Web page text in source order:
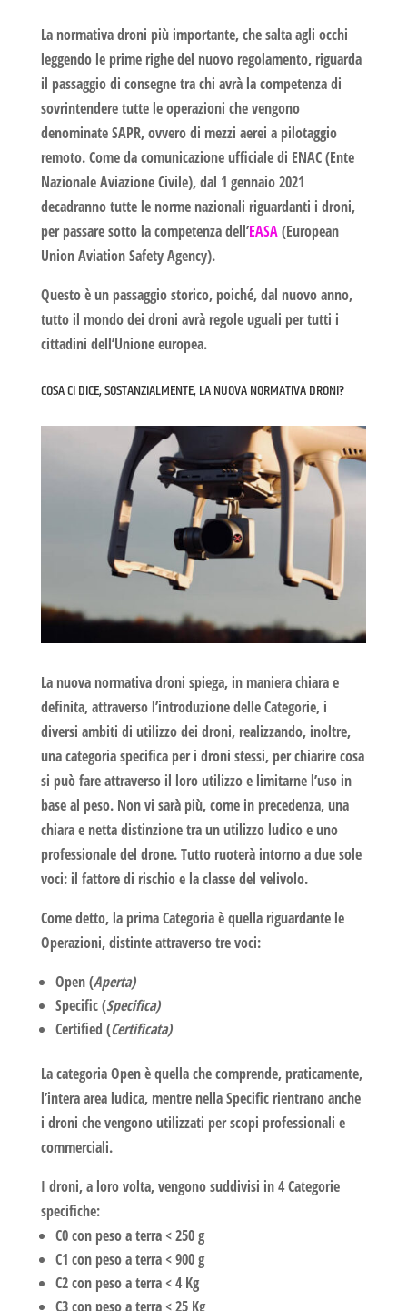
La normativa droni più importante, che salta agli occhi
leggendo le prime righe del nuovo regolamento, riguarda
il passaggio di consegnetra chi avrà la competenza di
sovrintendere tutte le operazioni che vengono
denominate SAPR, ovvero di mezzi aerei a pilotaggio
remoto. Come da comunicazione ufficiale di ENAC(Ente
Nazionale Aviazione Civile), dal 1 gennaio 2021
decadranno tutte le norme nazionali riguardanti i droni,
per passare sotto la competenza dell’EASA(European
Union Aviation Safety Agency).
Questo è un passaggio storico, poiché, dal nuovo anno,
tutto il mondo dei droni avrà regole uguali per tutti i
cittadini dell’Unione europea.
COSA CI DICE, SOSTANZIALMENTE, LA NUOVA NORMATIVA DRONI?
La nuova normativa droni spiega, in maniera chiara e
definita, attraverso l’introduzione delleCategorie, i
diversi ambiti di utilizzo dei droni, realizzando, inoltre,
una categoria specifica per i droni stessi, per chiarire cosa
si può fare attraverso il loro utilizzo e limitarne l’uso in
base al peso. Non vi sarà più, come in precedenza, una
chiara e netta distinzione tra un utilizzo ludico e uno
professionale del drone. Tutto ruoterà intorno a due sole
voci: il fattore di rischioe laclasse del velivolo.
Come detto, la primaCategoriaè quella riguardante le
Operazioni, distinte attraverso tre voci:
Open(Aperta)
Specific(Specifica)
Certified (Certificata)
La categoriaOpenè quella che comprende, praticamente,
l’intera area ludica, mentre nellaSpecificrientrano anche
i droni che vengono utilizzati per scopi professionali e
commerciali.
I droni, a loro volta, vengono suddivisi in4 Categorie
specifiche:
C0con peso a terra < 250 g
C1 con peso a terra < 900 g
C2con peso a terra < 4 Kg
C3con peso a terra < 25 Kg